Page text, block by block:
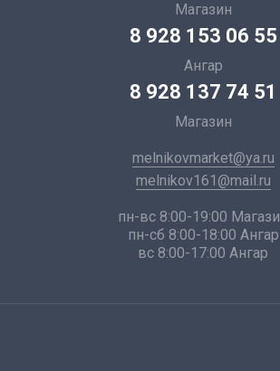
Магазин
8 928 153 06 55
Ангар
8 928 137 74 51
Магазин
melnikovmarket@ya.ru
melnikov161@mail.ru
пн-вс 8:00-19:00
пн-сб 8:00-18:00 Ангар
вс 8:00-17:00 Ангар